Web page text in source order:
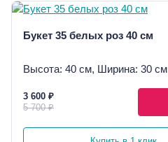
Букет 35 белых роз 40 см
Высота: 40 см, Ширина: 30 см
3 600 ₽
5 700 ₽